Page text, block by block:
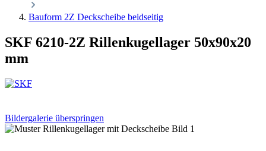
Bauform 2Z Deckscheibe beidseitig
SKF 6210-2Z Rillenkugellager 50x90x20
mm
Bildergalerie überspringen